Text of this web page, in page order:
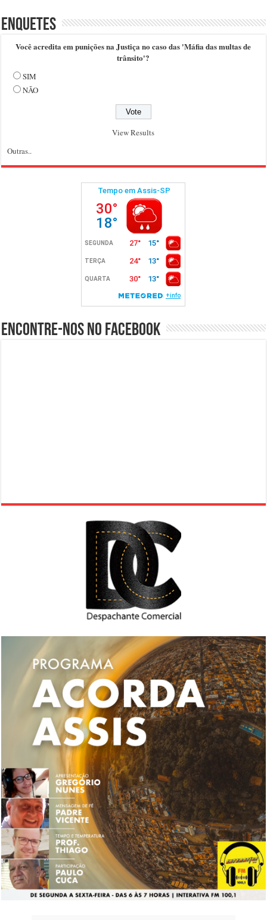
Enquetes
Você acredita em punições na Justiça no caso das 'Máfia das multas de
trânsito'?
SIM
NÃO
View Results
Outras..
Encontre-nos no Facebook